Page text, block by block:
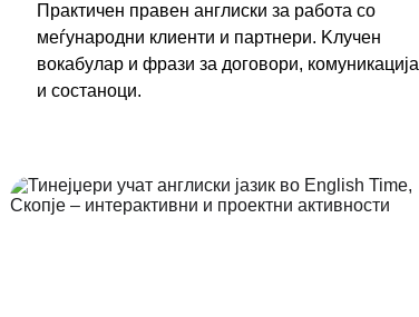
Практичен правен англиски за работа со
меѓународни клиенти и партнери. Kлучен
вокабулар и фрази за договори, комуникација
и состаноци.